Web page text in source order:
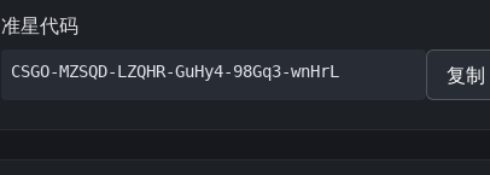
准星代码
CSGO-MZSQD-LZQHR-GuHy4-98Gq3-wnHrL 复制